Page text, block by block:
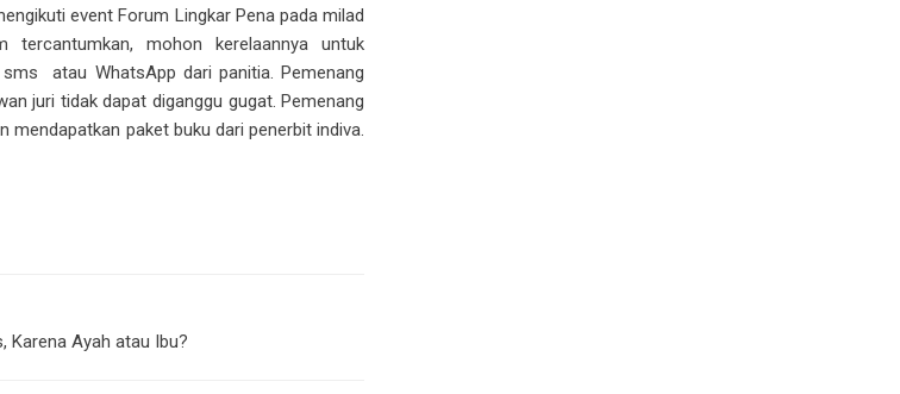
event Forum Lingkar Pena pada milad
mohon kerelaannya untuk
atau WhatsApp dari panitia. Pemenang
juri tidak dapat diganggu gugat. Pemenang
paket buku dari penerbit indiva.
Karena Ayah atau Ibu?